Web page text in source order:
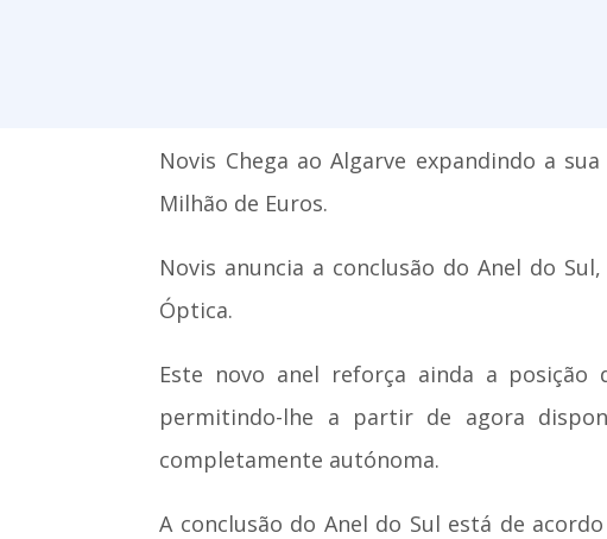
Novis Chega ao Algarve expandindo a
Milhão de Euros.
Novis anuncia a conclusão do Anel do
Óptica.
Este novo anel reforça ainda a
permitindo-lhe a partir de agora
completamente autónoma.
A conclusão do Anel do Sul está de